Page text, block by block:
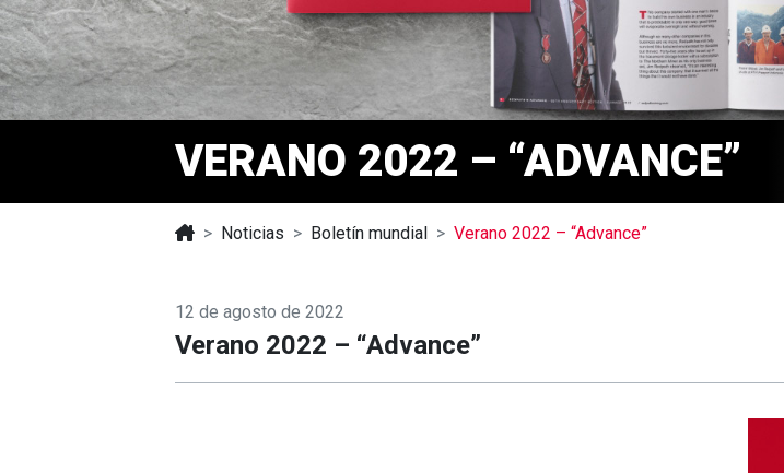
VERANO 2022 – “ADVANCE”
Noticias Boletín mundial Verano 2022 – “Advance”
12 de agosto de 2022
Verano 2022 – “Advance”